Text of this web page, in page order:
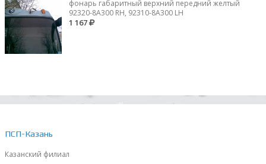
фонарь габаритный верхний передний желтый
92320-8A300 RH, 92310-8А300 LH
1 167
ПСП-Казань
Казанский филиал